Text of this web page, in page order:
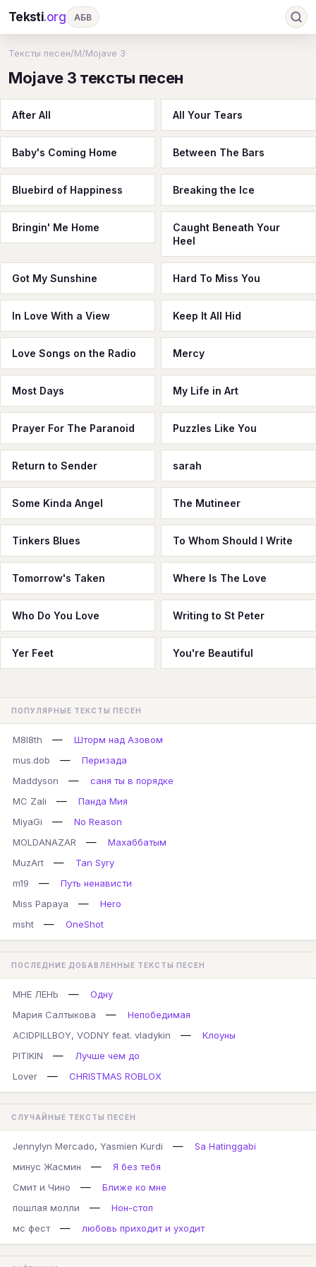
Teksti.org АБВ
И К Л М Н
Т У Ф Х Ц Ч Ш Э Ю
Я En A B C D E F G
H I J M N O
Q R S T V W
Тексты песен/M/Mojave 3
Mojave 3 тексты песен
After All All Your Tears
Baby's Coming Home Between The Bars
Bluebird of Happiness Breaking the Ice
Bringin' Me Home
Caught Beneath Your
Heel
Got My Sunshine Hard To Miss You
In Love With a View Keep It All Hid
Love Songs on the Radio Mercy
Most Days My Life in Art
Prayer For The Paranoid Puzzles Like You
Return to Sender sarah
Some Kinda Angel The Mutineer
Tinkers Blues To Whom Should I Write
Tomorrow's Taken Where Is The Love
Who Do You Love Writing to St Peter
Yer Feet You're Beautiful
ПОПУЛЯРНЫЕ ТЕКСТЫ ПЕСЕН
M8l8th —
Шторм над Азовом
mus.dob
—
Перизада
Maddyson
—
саня ты в порядке
MC Zali
—
Панда Мия
MiyaGi
—
No Reason
MOLDANAZAR
—
Махаббатым
MuzArt
—
Tan Syry
m19
—
Путь ненависти
Miss Papaya
—
Hero
msht
— OneShot
ПОСЛЕДНИЕ ДОБАВЛЕННЫЕ ТЕКСТЫ ПЕСЕН
МНЕ ЛЕНЬ —
Одну
Мария Салтыкова
—
Непобедимая
ACIDPILLBOY, VODNY feat. vladykin
—
Клоуны
PITIKIN
—
Лучше чем до
Lover
— CHRISTMAS ROBLOX
СЛУЧАЙНЫЕ ТЕКСТЫ ПЕСЕН
Jennylyn Mercado, Yasmien Kurdi —
Sa Hatinggabi
минус Жасмин
—
Я без тебя
Смит и Чино
—
Ближе ко мне
пошлая молли
—
Нон-стоп
мс фест
— любовь приходит и уходит